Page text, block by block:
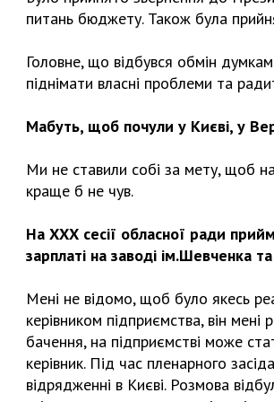
питань бюджету. Також була
Головне, що відбувся обмін
піднімати власні проблеми та
Мабуть, щоб почули у Києві, у
Ми не ставили собі за мету, щоб
краще б не чув.
На ХХХ сесії обласної ради
зарплаті на заводі ім.Шевченка
Мені не відомо, щоб було якесь
керівником підприємства, він
бачення, на підприємстві може
керівник. Під час пленарного
відрядженні в Києві. Розмова